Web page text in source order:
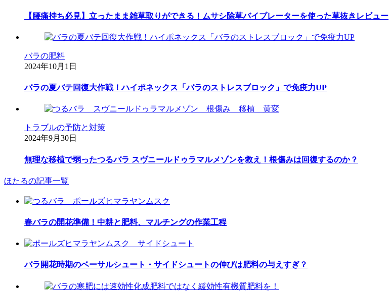
【腰痛持ち必見】立ったまま雑草取りができる！ムサシ除草バイブレーターを使った草抜きレビュー
バラの肥料
2024年10月1日
バラの夏バテ回復大作戦！ハイポネックス「バラのストレスブロック」で免疫力UP
トラブルの予防と対策
2024年9月30日
無理な移植で弱ったつるバラ スヴニールドゥラマルメゾンを救え！根傷みは回復するのか？
ほたるの記事一覧
春バラの開花準備！中耕と肥料、マルチングの作業工程
バラ開花時期のベーサルシュート・サイドシュートの伸びは肥料の与えすぎ？